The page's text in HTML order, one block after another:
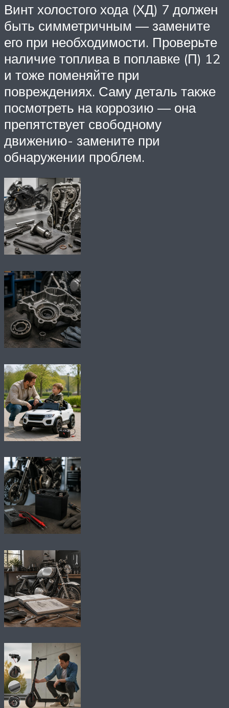
Винт холостого хода (ХД) 7 должен
быть симметричным — замените
его при необходимости. Проверьте
наличие топлива в поплавке (П) 12
и тоже поменяйте при
повреждениях. Саму деталь также
посмотреть на коррозию — она
препятствует свободному
движению- замените при
обнаружении проблем.